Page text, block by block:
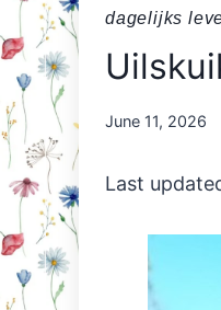
dagelijks
By
June 11, 2026
Last